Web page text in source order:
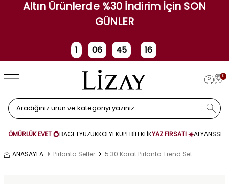
Altın Ürünlerde %30 İndirim İçin SON
GÜNLER
1
Gün
06
Saat
45 16
0
ÖMÜRLÜK EVET 💍BAGETYÜZÜKKOLYEKÜPEBİLEKLİKYAZ FIRSATI ☀️ALYANS
ANASAYFA Pırlanta Setler 5.30 Karat Pırlanta Trend Set